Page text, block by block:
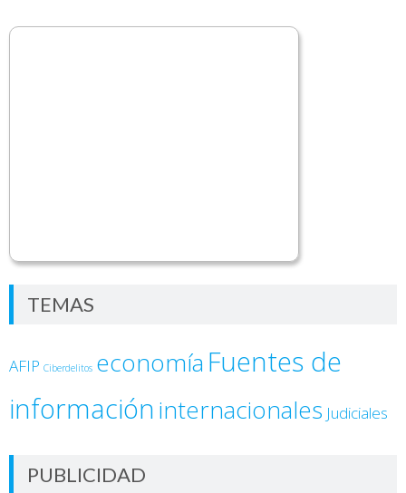
TEMAS
AFIP Ciberdelitos economía Fuentes de
informacióninternacionales Judiciales
PUBLICIDAD